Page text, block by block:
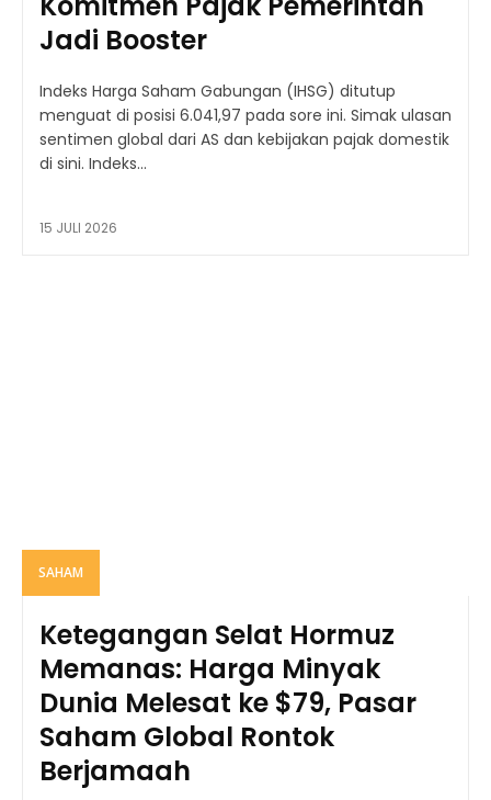
Jadi Booster
Indeks Harga Saham Gabungan (IHSG) ditutup
menguat di posisi 6.041,97 pada sore ini. Simak ulasan
sentimen global dari AS dan kebijakan pajak domestik
di sini. Indeks...
15 JULI 2026
SAHAM
Ketegangan Selat Hormuz
Memanas: Harga Minyak
Dunia Melesat ke $79, Pasar
Saham Global Rontok
Berjamaah